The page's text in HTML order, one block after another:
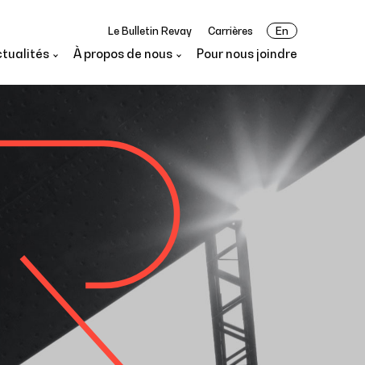
En
À propos de nous Pour nous joindre
Le Bulletin Revay Carrières